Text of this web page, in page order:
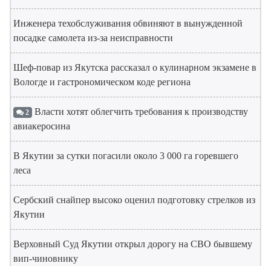
Инженера техобслуживания обвиняют в вынужденной
посадке самолета из-за неисправности
Шеф-повар из Якутска рассказал о кулинарном экзамене в
Вологде и гастрономическом коде региона
2 Власти хотят облегчить требования к производству
авиакеросина
В Якутии за сутки погасили около 3 000 га горевшего
леса
Сербский снайпер высоко оценил подготовку стрелков из
Якутии
Верховный Суд Якутии открыл дорогу на СВО бывшему
вип-чиновнику